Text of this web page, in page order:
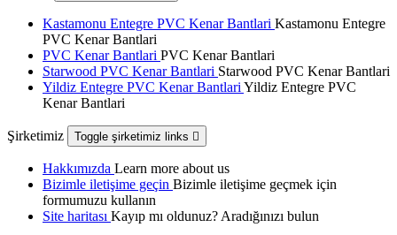
Kastamonu Entegre PVC Kenar Bantlari Kastamonu Entegre
PVC Kenar Bantlari
PVC Kenar Bantlari PVC Kenar Bantlari
Starwood PVC Kenar Bantlari Starwood PVC Kenar Bantlari
Yildiz Entegre PVC Kenar Bantlari Yildiz Entegre PVC
Kenar Bantlari
Şirketimiz Toggle şirketimiz links 
Hakkımızda Learn more about us
Bizimle iletişime geçin Bizimle iletişime geçmek için
formumuzu kullanın
Site haritası Kayıp mı oldunuz? Aradığınızı bulun